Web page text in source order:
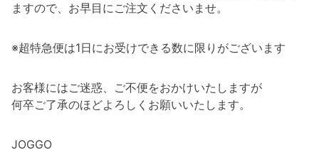
ますので、お早目にご注文くださいませ。
※超特急便は1日にお受けできる数に限りがございます
お客様にはご迷惑、ご不便をおかけいたしますが
何卒ご了承のほどよろしくお願いいたします。
JOGGO